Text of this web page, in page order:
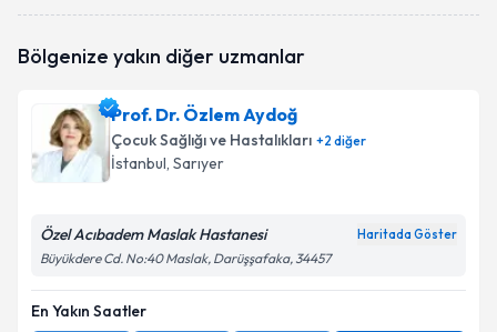
Bölgenize yakın diğer uzmanlar
Prof. Dr. Özlem Aydoğ
Çocuk Sağlığı ve Hastalıkları +2 diğer
İstanbul, Sarıyer
Özel Acıbadem Maslak Hastanesi Haritada Göster
Büyükdere Cd. No:40 Maslak, Darüşşafaka, 34457
En Yakın Saatler